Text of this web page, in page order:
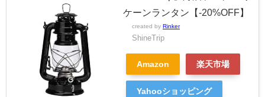
ケーンランタン【-20%OFF】
created by Rinker
ShineTrip
Amazon 楽天市場
Yahooショッピング